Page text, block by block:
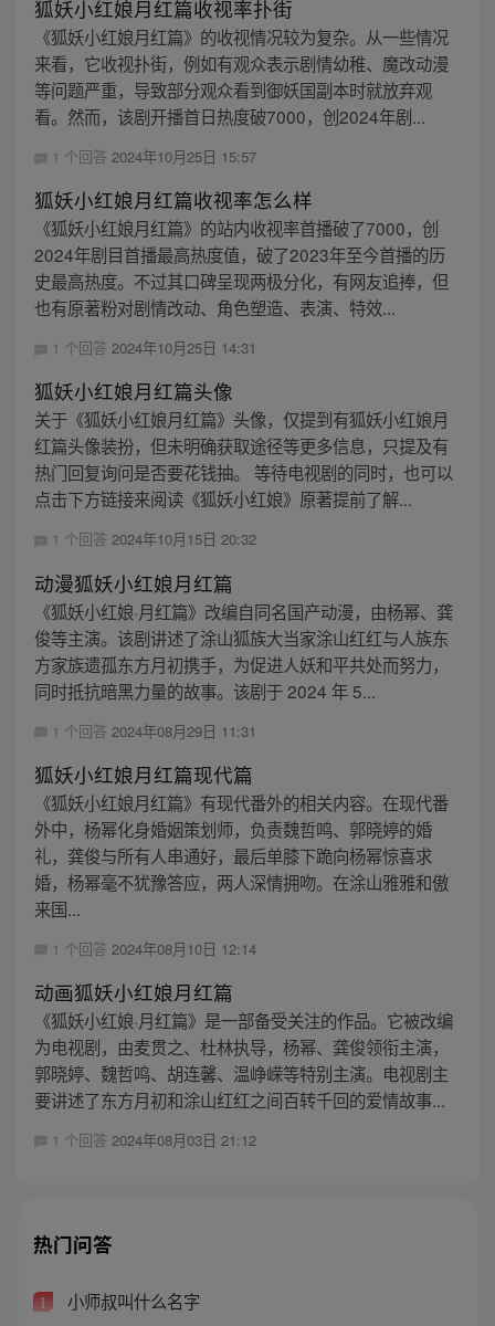
狐妖小红娘月红篇收视率扑街
《狐妖小红娘月红篇》的收视情况较为复杂。从一些情况
来看，它收视扑街，例如有观众表示剧情幼稚、魔改动漫
等问题严重，导致部分观众看到御妖国副本时就放弃观
看。然而，该剧开播首日热度破7000，创2024年剧...
1 个回答 2024年10月25日 15:57
狐妖小红娘月红篇收视率怎么样
《狐妖小红娘月红篇》的站内收视率首播破了7000，创
2024年剧目首播最高热度值，破了2023年至今首播的历
史最高热度。不过其口碑呈现两极分化，有网友追捧，但
也有原著粉对剧情改动、角色塑造、表演、特效...
1 个回答 2024年10月25日 14:31
狐妖小红娘月红篇头像
关于《狐妖小红娘月红篇》头像，仅提到有狐妖小红娘月
红篇头像装扮，但未明确获取途径等更多信息，只提及有
热门回复询问是否要花钱抽。 等待电视剧的同时，也可以
点击下方链接来阅读《狐妖小红娘》原著提前了解...
1 个回答 2024年10月15日 20:32
动漫狐妖小红娘月红篇
《狐妖小红娘·月红篇》改编自同名国产动漫，由杨幂、龚
俊等主演。该剧讲述了涂山狐族大当家涂山红红与人族东
方家族遗孤东方月初携手，为促进人妖和平共处而努力，
同时抵抗暗黑力量的故事。该剧于 2024 年 5...
1 个回答 2024年08月29日 11:31
狐妖小红娘月红篇现代篇
《狐妖小红娘月红篇》有现代番外的相关内容。在现代番
外中，杨幂化身婚姻策划师，负责魏哲鸣、郭晓婷的婚
礼，龚俊与所有人串通好，最后单膝下跪向杨幂惊喜求
婚，杨幂毫不犹豫答应，两人深情拥吻。在涂山雅雅和傲
来国...
1 个回答 2024年08月10日 12:14
动画狐妖小红娘月红篇
《狐妖小红娘·月红篇》是一部备受关注的作品。它被改编
为电视剧，由麦贯之、杜林执导，杨幂、龚俊领衔主演，
郭晓婷、魏哲鸣、胡连馨、温峥嵘等特别主演。电视剧主
要讲述了东方月初和涂山红红之间百转千回的爱情故事...
1 个回答 2024年08月03日 21:12
热门问答
1 小师叔叫什么名字